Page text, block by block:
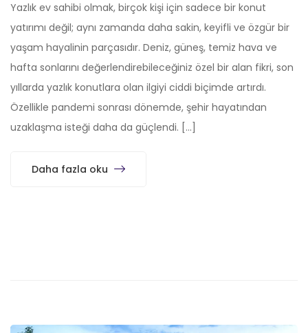
Yazlık ev sahibi olmak, birçok kişi için sadece bir konut
yatırımı değil; aynı zamanda daha sakin, keyifli ve özgür bir
yaşam hayalinin parçasıdır. Deniz, güneş, temiz hava ve
hafta sonlarını değerlendirebileceğiniz özel bir alan fikri, son
yıllarda yazlık konutlara olan ilgiyi ciddi biçimde artırdı.
Özellikle pandemi sonrası dönemde, şehir hayatından
uzaklaşma isteği daha da güçlendi. […]
Daha fazla oku